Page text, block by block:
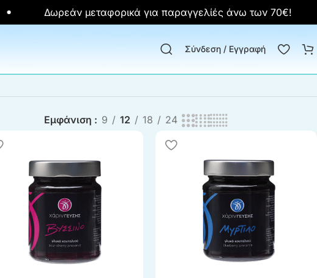
Δωρεάν μεταφορικά για παραγγελίές άνω των 70€!
Σύνδεση / Εγγραφή
Εμφάνιση 9 12 18 24